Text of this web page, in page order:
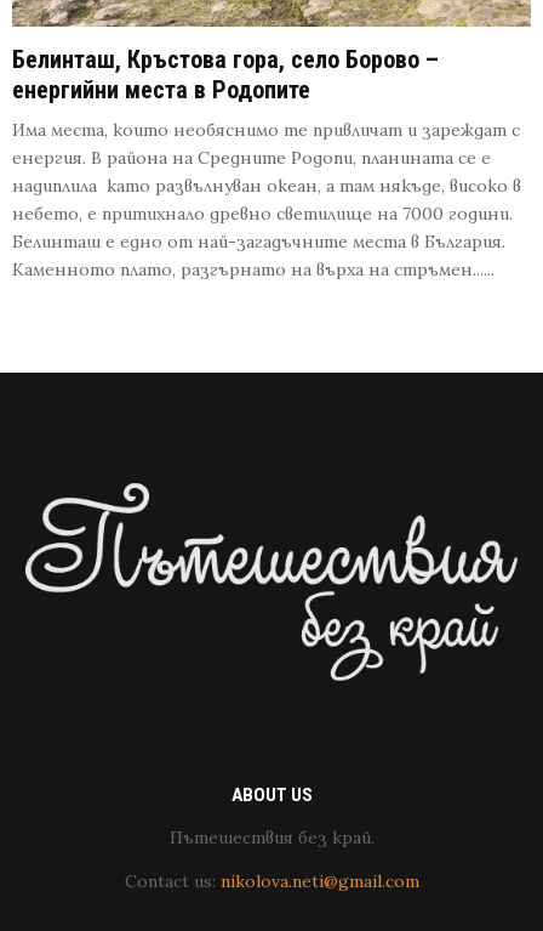
Белинташ, Кръстова гора, село Борово –
енергийни места в Родопите
Има места, които необяснимо те привличат и зареждат с
енергия. В района на Средните Родопи, планината се е
надиплила като развълнуван океан, а там някъде, високо в
небето, е притихнало древно светилище на 7000 години.
Белинташ е едно от най-загадъчните места в България.
Каменното плато, разгърнато на върха на стръмен......
ABOUT US
Пътешествия без край.
Contact us: nikolova.neti@gmail.com